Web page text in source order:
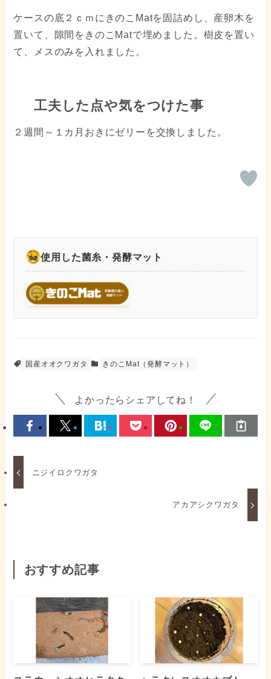
ケースの底２ｃｍにきのこMatを固詰めし、産卵木を
置いて、隙間をきのこMatで埋めました。樹皮を置い
て、メスのみを入れました。
工夫した点や気をつけた事
２週間～１カ月おきにゼリーを交換しました。
使用した菌糸・発酵マット
国産オオクワガタ きのこMat（発酵マット）
よかったらシェアしてね！
ニジイロクワガタ
アカアシクワガタ
おすすめ記事